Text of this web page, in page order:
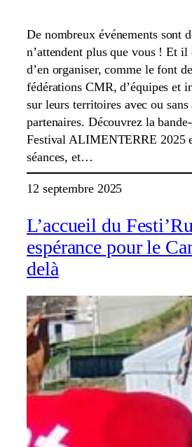
De nombreux événements sont
n’attendent plus que vous ! Et il
d’en organiser, comme le font
fédérations CMR, d’équipes et
sur leurs territoires avec ou sans
partenaires. Découvrez la
Festival ALIMENTERRE 2025
séances, et…
12 septembre 2025
L’accueil du
espérance pour le
delà